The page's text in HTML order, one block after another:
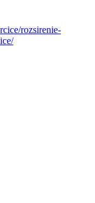
rozsirenie-